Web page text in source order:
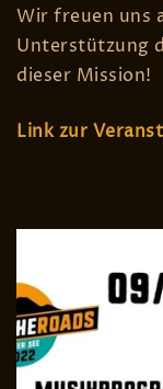
Wir freuen uns
Unterstützung
dieser Mission!
Link zur